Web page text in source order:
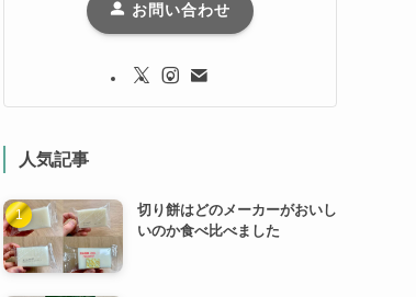
お問い合わせ
人気記事
切り餅はどのメーカーがおいし
いのか食べ比べました